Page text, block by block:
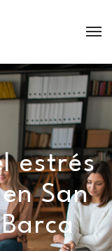
estrés
San